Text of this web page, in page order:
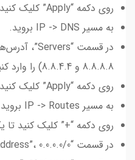
روی دکمه “Apply” کلیک کنید.
به مسیر IP -> DNS بروید.
8.8.8.8 و 8.8.4.4) را وارد کنید.
روی دکمه “Apply” کلیک کنید.
به مسیر IP -> Routes بروید.
روی دکمه “+” کلیک کنید
در قسمت “Dst. Address”، 0.0.0.0/0 را وارد کنید.